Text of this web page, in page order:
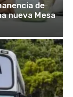
de
nueva Mesa